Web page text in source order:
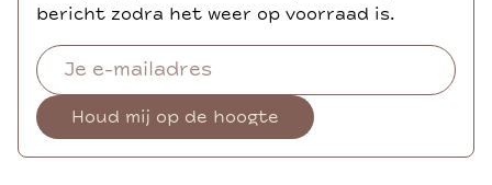
bericht zodra het weer op voorraad is.
Houd mij op de hoogte